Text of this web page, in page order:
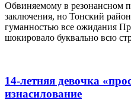
Обвиняемому в резонансном
заключения, но Тонский
гуманностью все ожидания
шокировало буквально всю
14-летняя девочка
изнасилование